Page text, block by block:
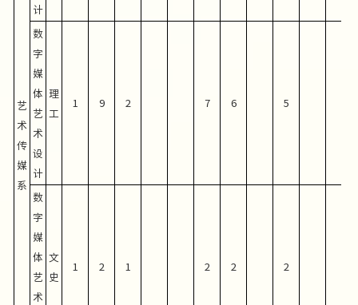
艺
术
传
媒
系
计
数
字
媒
体
艺
术
设
计
理
工
1 9 2 7 6 5
数
字
媒
体
艺
术
文
史
1 2 1 2 2 2